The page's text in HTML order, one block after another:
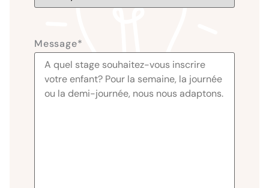
Message*